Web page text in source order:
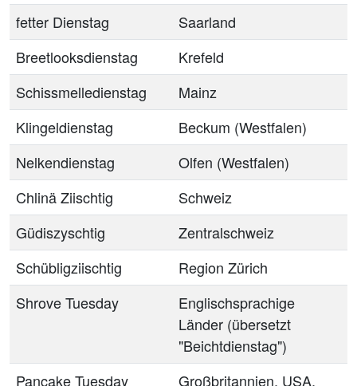
fetter Dienstag
Saarland
Breetlooksdienstag
Krefeld
Schissmelledienstag
Mainz
Klingeldienstag
Beckum (Westfalen)
Nelkendienstag
Olfen (Westfalen)
Chlinä Ziischtig
Schweiz
Güdiszyschtig
Zentralschweiz
Schübligziischtig
Region Zürich
Shrove Tuesday
Englischsprachige
Länder (übersetzt
"Beichtdienstag")
Pancake Tuesday
Großbritannien, USA,